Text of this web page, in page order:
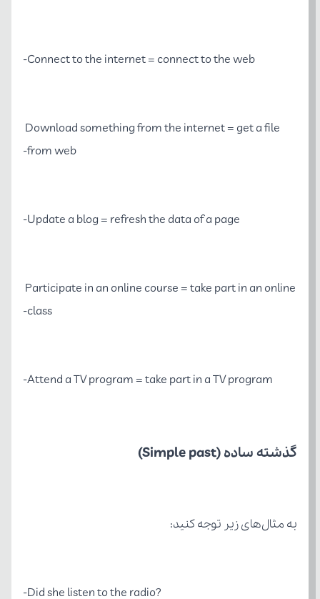
Connect to the internet = connect to the web-
from web-
Update a blog = refresh the data of a page-
class-
Attend a TV program = take part in a TV program-
گذشته ساده (Simple past)
به مثال‌های زیر توجه کنید:
?Did she listen to the radio-